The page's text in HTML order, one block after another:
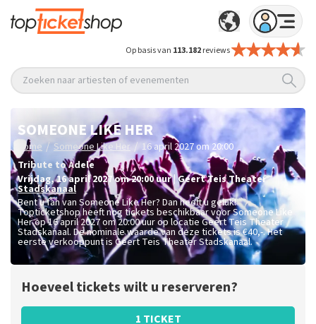
Op basis van 113.182reviews
Zoeken naar artiesten of evenementen
SOMEONE LIKE HER
Home / Someone Like Her / 16 april 2027 om 20:00
Tribute to Adele
vrijdag,16 april 2027 om 20:00uur |Geert Teis Theater
Stadskanaal
Bent u fan van Someone Like Her? Dan heeft u geluk!
Topticketshop heeft nog tickets beschikbaar voor Someone Like
Her op 16 april 2027 om 20:00 uur op locatie Geert Teis Theater
Stadskanaal. De nominale waarde van deze tickets is€40,-. Het
eerste verkooppunt is Geert Teis Theater Stadskanaal.
Hoeveel tickets wilt u reserveren?
1 TICKET